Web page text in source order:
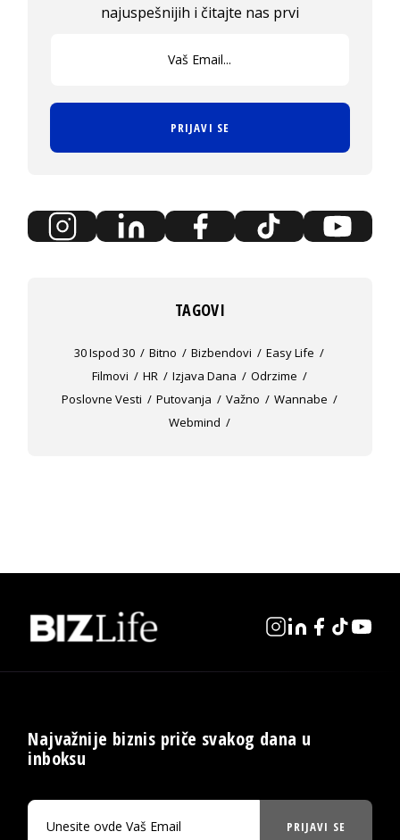
najuspešnijih i čitajte nas prvi
PRIJAVI SE
TAGOVI
30 Ispod 30 Bitno Bizbendovi
Easy Life
Filmovi
HR Izjava Dana
Odrzime
Poslovne Vesti
Putovanja Važno
Wannabe
Webmind
Najvažnije biznis priče svakog dana u
inboksu
PRIJAVI SE